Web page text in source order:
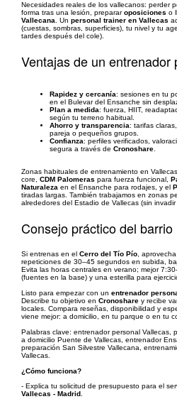
Necesidades reales de los vallecanos: perder
forma tras una lesión, prepararoposiciones o
Vallecana . Un personal trainer en Vallecas
(cuestas, sombras, superficies), tu nivel y tu
tardes después del cole).
Ventajas de un entrenador
Rapidez y cercanía: sesiones en tu
en el Bulevar del Ensanche sin
Plan a medida: fuerza, HIIT,
según tu terreno habitual.
Ahorro y transparencia: tarifas
pareja o pequeños grupos.
Confianza: perfiles verificados,
segura a través de Cronoshare
Zonas habituales de entrenamiento en
core, CDM Palomeras para fuerza funcional,
Naturaleza en el Ensanche para rodajes, y el
tiradas largas. También trabajamos en zonas
alrededores del Estadio de Vallecas (sin invadir
Consejo práctico del barrio
Si entrenas en el Cerro del Tío Pío ,
repeticiones de 30–45 segundos en subida,
Evita las horas centrales en verano; mejor
(fuentes en la base) y una esterilla para
Listo para empezar con un entrenador
Describe tu objetivo en Cronoshare y recibe
locales. Compara reseñas, disponibilidad y
viene mejor: a domicilio, en tu parque o en tu
Palabras clave: entrenador personal Vallecas,
a domicilio Puente de Vallecas, entrenador
preparación San Silvestre Vallecana,
Vallecas.
¿Cómo funciona?
- Explica tu solicitud de presupuesto para el
Vallecas - Madrid